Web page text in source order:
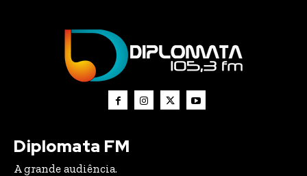
Diplomata FM
A grande audiência.